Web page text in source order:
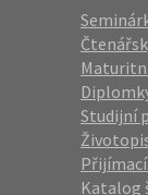
Studijní
Katalog